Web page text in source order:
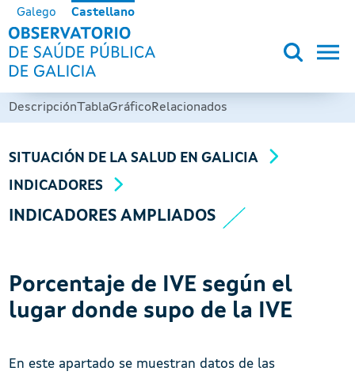
Pasar al contenido principal
Galego Castellano
OBSERVATORIO DE SALUD
DescripciónTablaGráficoRelacionados
SITUACIÓN DE LA SALUD EN GALICIA
INDICADORES
INDICADORES AMPLIADOS
Porcentaje de IVE según el
lugar donde supo de la IVE
En este apartado se muestran datos de las